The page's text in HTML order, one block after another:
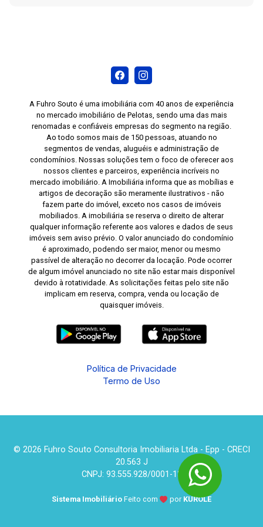
A Fuhro Souto é uma imobiliária com 40 anos de experiência
no mercado imobiliário de Pelotas, sendo uma das mais
renomadas e confiáveis empresas do segmento na região.
Ao todo somos mais de 150 pessoas, atuando no
segmentos de vendas, aluguéis e administração de
condomínios. Nossas soluções tem o foco de oferecer aos
nossos clientes e parceiros, experiência incríveis no
mercado imobiliário. A Imobiliária informa que as mobílias e
artigos de decoração são meramente ilustrativos - não
fazem parte do imóvel, exceto nos casos de imóveis
mobiliados. A imobiliária se reserva o direito de alterar
qualquer informação referente aos valores e dados de seus
imóveis sem aviso prévio. O valor anunciado do condomínio
é aproximado, podendo ser maior, menor ou mesmo
passível de alteração no decorrer da locação. Pode ocorrer
de algum imóvel anunciado no site não estar mais disponível
devido à rotatividade. As solicitações feitas pelo site não
implicam em reserva, compra, venda ou locação de
quaisquer imóveis.
Política de Privacidade
Termo de Uso
© 2026 Fuhro Souto Consultoria Imobiliaria Ltda - Epp - CRECI
20.563 J
CNPJ: 93.555.928/0001-13
Sistema Imobiliário Feito com por KUROLE